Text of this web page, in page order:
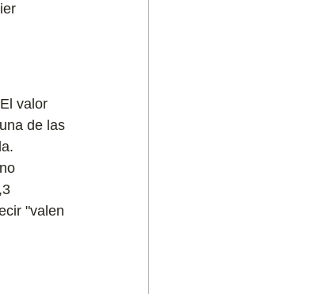
valor
de las
"valen